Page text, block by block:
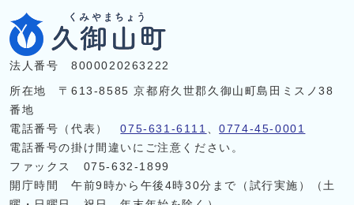
法人番号 8000020263222
所在地 〒613-8585 京都府久世郡久御山町島田ミスノ38
番地
電話番号（代表）075-631-6111 、0774-45-0001
電話番号の掛け間違いにご注意ください。
ファックス 075-632-1899
開庁時間 午前9時から午後4時30分まで（試行実施）（土